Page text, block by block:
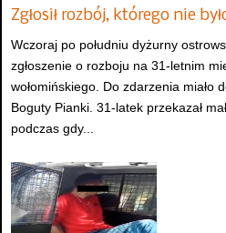
Zgłosił rozbój, którego nie
Wczoraj po południu dyżurny
zgłoszenie o rozboju na 31-letnim
wołomińskiego. Do zdarzenia miało
Boguty Pianki. 31-latek przekazał
podczas gdy...